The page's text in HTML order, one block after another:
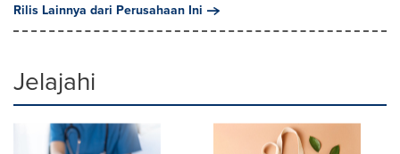
Rilis Lainnya dari Perusahaan Ini
Jelajahi